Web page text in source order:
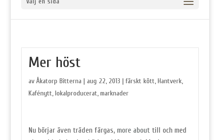
Mer höst
avÅkatorp Bitterna |aug 22, 2013 |färskt kött,Hantverk,
Kafénytt,lokalproducerat,marknader
Nu börjar även träden färgas, more about till och med